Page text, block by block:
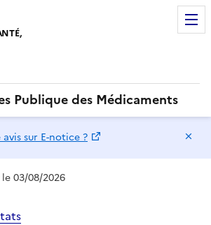
Publique des Médicaments
sur E-notice ?
03/08/2026